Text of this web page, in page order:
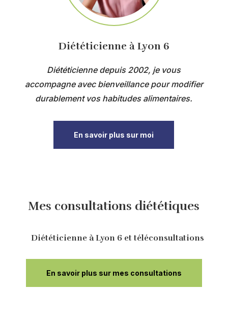
Diététicienne à Lyon 6
Diététicienne depuis 2002, je vous
accompagne avec bienveillance pour modifier
durablement vos habitudes alimentaires.
En savoir plus sur moi
Mes consultations diététiques
Diététicienne à Lyon 6 et téléconsultations
En savoir plus sur mes consultations